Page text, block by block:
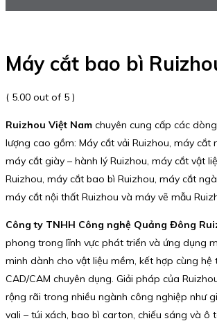
Máy cắt bao bì
( 5.00 out of 5 )
Ruizhou Việt Nam chuyên cung cấp các
lượng cao gồm: Máy cắt vải Ruizhou, máy cắt
máy cắt giày – hành lý Ruizhou, máy cắt vật
Ruizhou, máy cắt bao bì Ruizhou, máy cắt
máy cắt nội thất Ruizhou và máy vẽ mẫu
Công ty TNHH Công nghệ Quảng Đông
phong trong lĩnh vực phát triển và ứng dụng
minh dành cho vật liệu mềm, kết hợp cùng hệ
CAD/CAM chuyên dụng. Giải pháp của
rộng rãi trong nhiều ngành công nghiệp như
vali – túi xách, bao bì carton, chiếu sáng và ô